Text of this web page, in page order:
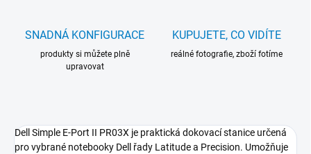
SNADNÁ KONFIGURACE
produkty si můžete plně
upravovat
KUPUJETE, CO VIDÍTE
reálné fotografie, zboží fotíme
Dell Simple E-Port II PR03X je praktická dokovací stanice určená
pro vybrané notebooky Dell řady Latitude a Precision. Umožňuje